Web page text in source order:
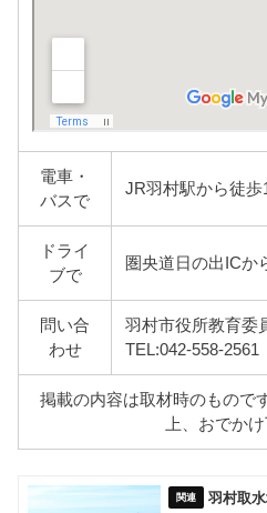
電車・
バスで
JR羽村駅から徒歩
ドライ
ブで
圏央道日の出ICか
問い合
わせ
羽村市役所教育委
TEL:042-558-2561
掲載の内容は取材時のもので
上、おでかけ
羽村取